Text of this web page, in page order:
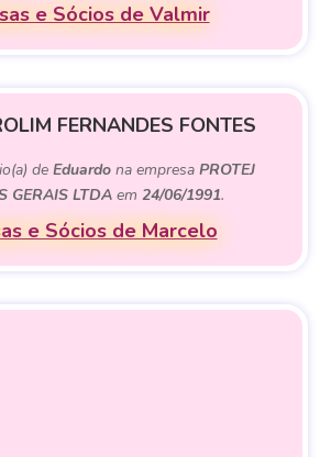
e Sócios de Valmir
FERNANDES FONTES
de Eduardo na empresa PROTEJ
GERAIS LTDA em 24/06/1991.
e Sócios de Marcelo